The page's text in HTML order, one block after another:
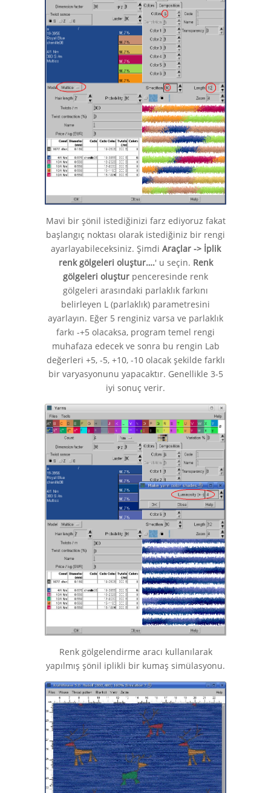
Mavi bir şönil istediğinizi farz ediyoruz fakat
başlangıç noktası olarak istediğiniz bir rengi
ayarlayabileceksiniz. Şimdi Araçlar -> İplik
renk gölgeleri oluştur….' u seçin. Renk
gölgeleri oluştur penceresinde renk
gölgeleri arasındaki parlaklık farkını
belirleyen L (parlaklık) parametresini
ayarlayın. Eğer 5 renginiz varsa ve parlaklık
farkı -+5 olacaksa, program temel rengi
muhafaza edecek ve sonra bu rengin Lab
değerleri +5, -5, +10, -10 olacak şekilde farklı
bir varyasyonunu yapacaktır. Genellikle 3-5
iyi sonuç verir.
Renk gölgelendirme aracı kullanılarak
yapılmış şönil iplikli bir kumaş simülasyonu.